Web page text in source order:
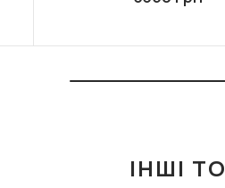
ІНШІ